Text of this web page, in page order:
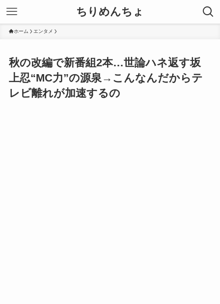
ちりめんちょ
ホーム エンタメ
秋の改編で新番組2本…世論ハネ返す坂
上忍“MC力”の源泉→こんなんだからテ
レビ離れが加速するの